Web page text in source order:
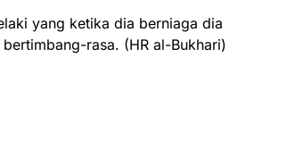
yang ketika dia berniaga dia
rasa. (HR al-Bukhari)